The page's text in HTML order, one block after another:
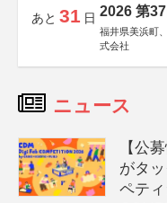
あと 31 日 2026 第
福井県美浜町
式会社
ニュース
【公
がタ
ペテ